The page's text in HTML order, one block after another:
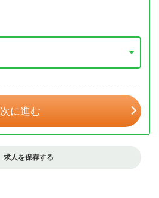
次に進む
求人を保存する